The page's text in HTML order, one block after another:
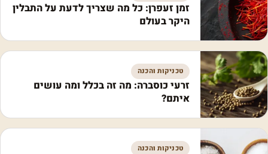
זמן זעפרן: כל מה שצריך לדעת על התבלין
היקר בעולם
טכניקות והכנה
זרעי כוסברה: מה זה בכלל ומה עושים
איתם?
טכניקות והכנה